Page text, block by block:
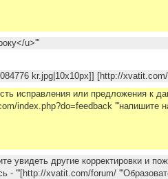
u>'''
kr.jpg|10x10px]] [http://xvatit.com/
исправления или предложения к
index.php?do=feedback '''напишите
увидеть другие корректировки и
- '''[http://xvatit.com/forum/